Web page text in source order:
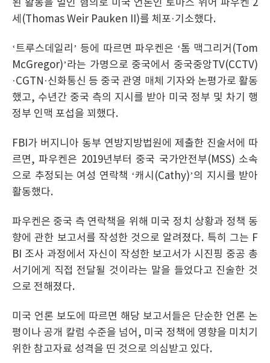
된 활동을 벌인 혐의로 미국 언론인 토마스 위어 파우켄 2
세(Thomas Weir Pauken II)를 체포·기소했다.
‘트루스데일리’ 등에 따르면 파우켄은 ‘톰 맥그리거(Tom
McGregor)’라는 가명으로 중국에서 중국중앙TV(CCTV)
·CGTN·신화통신 등 중국 관영 매체 기자와 논평가로 활동
했고, 수년간 중국 측의 지시를 받아 미국 정부 및 차기 행
정부 인맥 포섭을 꾀했다.
FBI가 버지니아 동부 연방지방법원에 제출한 진술서에 따
르면, 파우켄은 2019년부터 중국 국가안전부(MSS) 소속
으로 추정되는 여성 연락책 ‘캐시(Cathy)’의 지시를 받아
활동했다.
파우켄은 중국 측 연락책을 위해 미국 정치 상황과 정책 동
향에 관한 보고서를 작성한 것으로 알려졌다. 특히 그는 F
BI 조사 과정에서 자신이 작성한 보고서가 시진핑 중공 총
서기에게 직접 전달될 것이라는 말을 들었다고 진술한 것
으로 전해졌다.
미국 언론 보도에 따르면 해당 보고서들은 단순한 언론 논
평이나 공개 칼럼 수준을 넘어, 미국 정책에 영향을 미치기
위한 참고자료 성격을 띤 것으로 의심받고 있다.